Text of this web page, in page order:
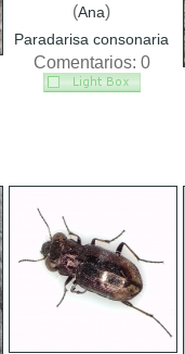
(Ana)
Paradarisa consonaria
Comentarios: 0